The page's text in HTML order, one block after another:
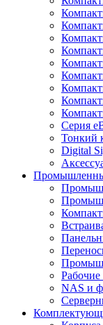
Серия
Тонкий
Digital
Рабочие
NAS и